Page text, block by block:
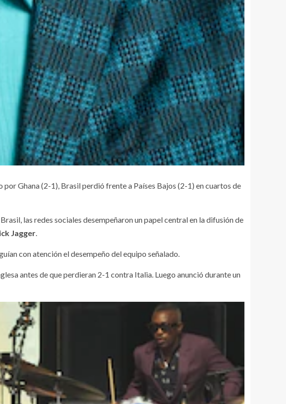
Ghana (2-1), Brasil perdió frente a Países Bajos (2-1) en cuartos de
las redes sociales desempeñaron un papel central en la difusión de
Jagger.
con atención el desempeño del equipo señalado.
antes de que perdieran 2-1 contra Italia. Luego anunció durante un